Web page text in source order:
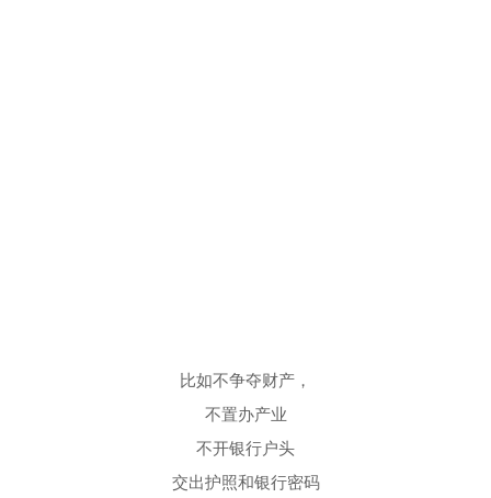
比如不争夺财产，
不置办产业
不开银行户头
交出护照和银行密码